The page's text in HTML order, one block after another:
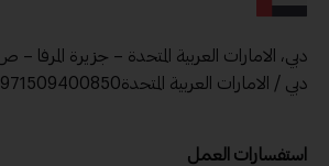
دبي / الامارات العربية المتحدة00971509400850
استفسارات العمل